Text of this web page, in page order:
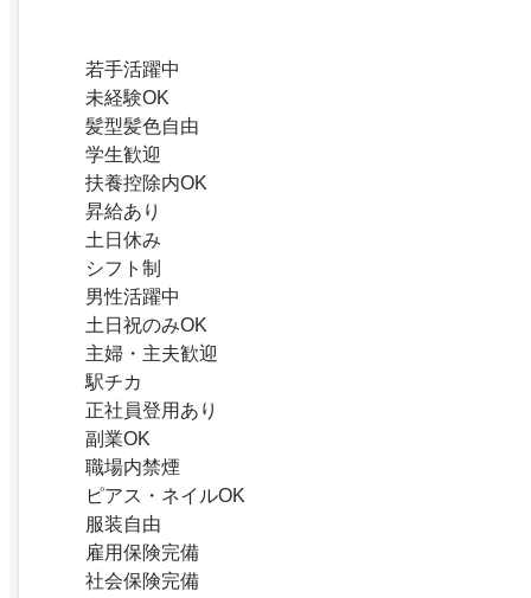
若手活躍中
未経験OK
髪型髪色自由
学生歓迎
扶養控除内OK
昇給あり
土日休み
シフト制
男性活躍中
土日祝のみOK
主婦・主夫歓迎
駅チカ
正社員登用あり
副業OK
職場内禁煙
ピアス・ネイルOK
服装自由
雇用保険完備
社会保険完備